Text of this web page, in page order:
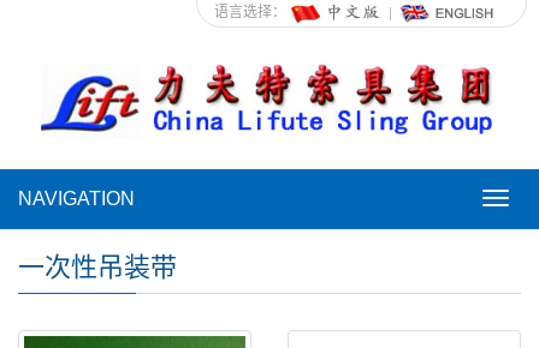
语言选择：
NAVIGATION
一次性吊装带